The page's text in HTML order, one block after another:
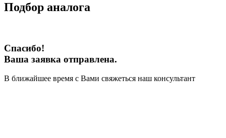
Подбор аналога
Спасибо!
Ваша заявка отправлена.
В ближайшее время с Вами свяжеться наш консультант